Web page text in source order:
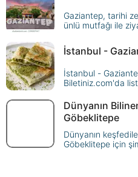
Gaziantep, tarihi
ünlü mutfağı ile
yapılacak
İstanbul -
İstanbul -
Biletiniz.com'da
uçun!
Dünyanın
Göbeklitepe
Dünyanın
Göbeklitepe için